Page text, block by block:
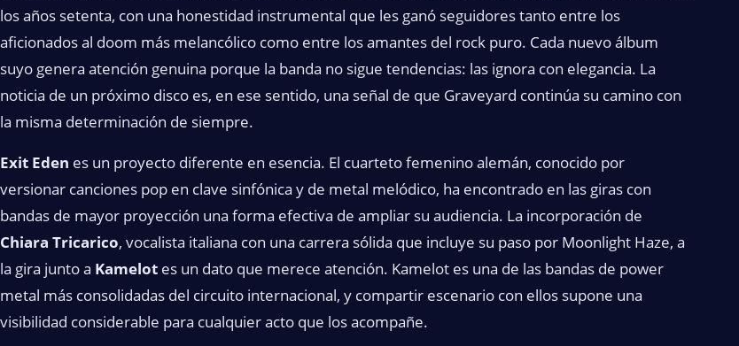
los años setenta, con una honestidad instrumental que les ganó seguidores tanto entre los
aficionados al doom más melancólico como entre los amantes del rock puro. Cada nuevo álbum
suyo genera atención genuina porque la banda no sigue tendencias: las ignora con elegancia. La
noticia de un próximo disco es, en ese sentido, una señal de que Graveyard continúa su camino con
la misma determinación de siempre.
Exit Eden es un proyecto diferente en esencia. El cuarteto femenino alemán, conocido por
versionar canciones pop en clave sinfónica y de metal melódico, ha encontrado en las giras con
bandas de mayor proyección una forma efectiva de ampliar su audiencia. La incorporación de
Chiara Tricarico, vocalista italiana con una carrera sólida que incluye su paso por Moonlight Haze, a
la gira junto a Kamelot es un dato que merece atención. Kamelot es una de las bandas de power
metal más consolidadas del circuito internacional, y compartir escenario con ellos supone una
visibilidad considerable para cualquier acto que los acompañe.